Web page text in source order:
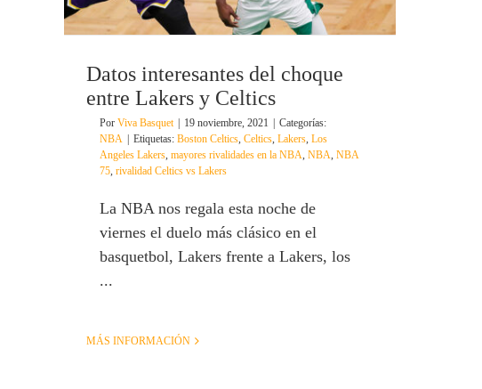
Datos interesantes del choque
entre Lakers y Celtics
Por Viva Basquet 19 noviembre, 2021
Categorías:
NBA
Etiquetas: Boston Celtics, Celtics, Lakers, Los
Angeles Lakers, mayores rivalidades en la NBA, NBA, NBA
75, rivalidad Celtics vs Lakers
La NBA nos regala esta noche de
viernes el duelo más clásico en el
basquetbol, Lakers frente a Lakers, los
...
MÁS INFORMACIÓN